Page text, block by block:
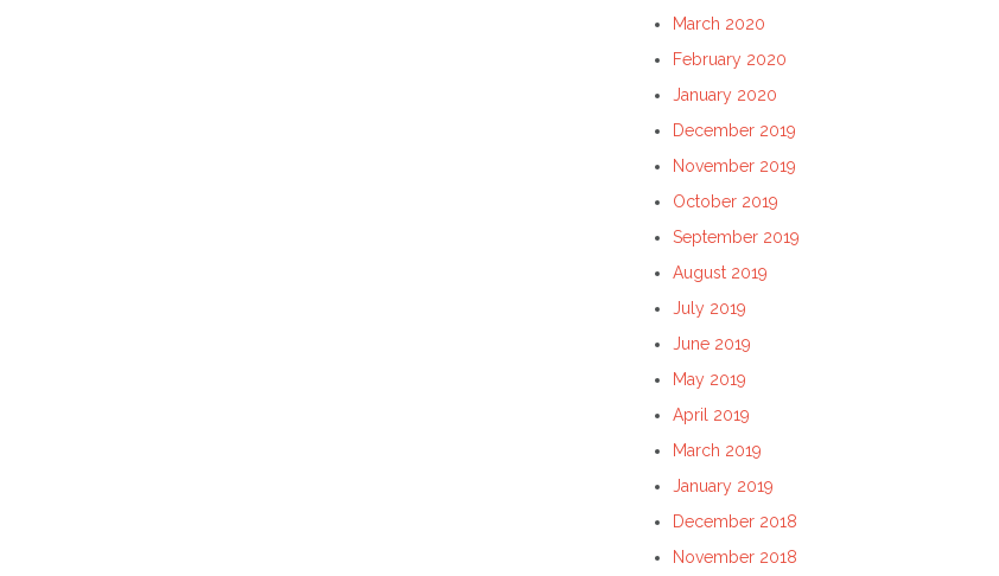
March 2020
February 2020
January 2020
December 2019
November 2019
October 2019
September 2019
August 2019
July 2019
June 2019
May 2019
April 2019
March 2019
January 2019
December 2018
November 2018